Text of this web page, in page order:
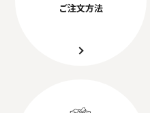
ご注文方法